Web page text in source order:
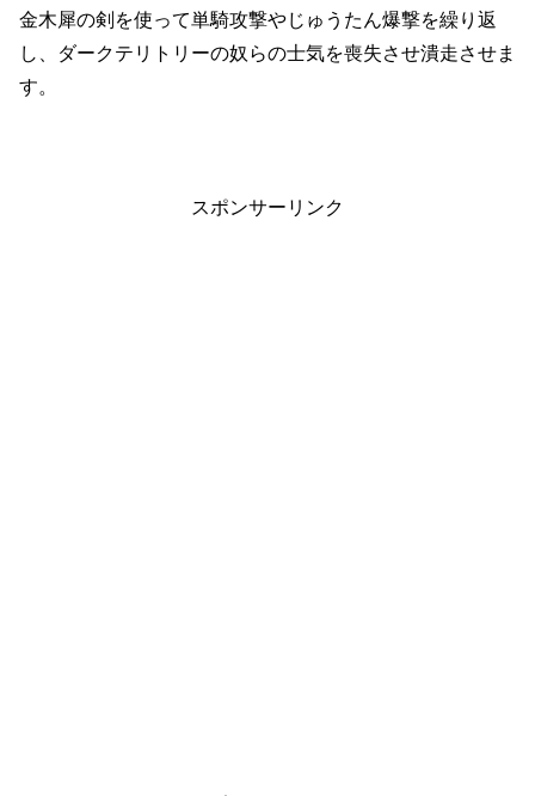
金木犀の剣を使って単騎攻撃やじゅうたん爆撃を繰り返
し、ダークテリトリーの奴らの士気を喪失させ潰走させま
す。
スポンサーリンク